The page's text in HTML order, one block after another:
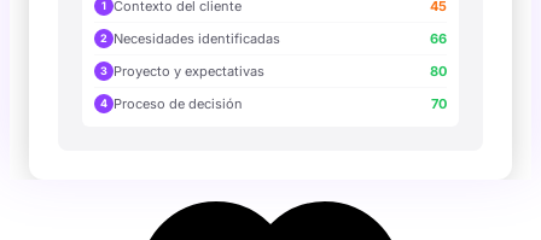
1 Contexto del cliente 45
2 Necesidades identificadas 66
3 Proyecto y expectativas 80
4 Proceso de decisión 70